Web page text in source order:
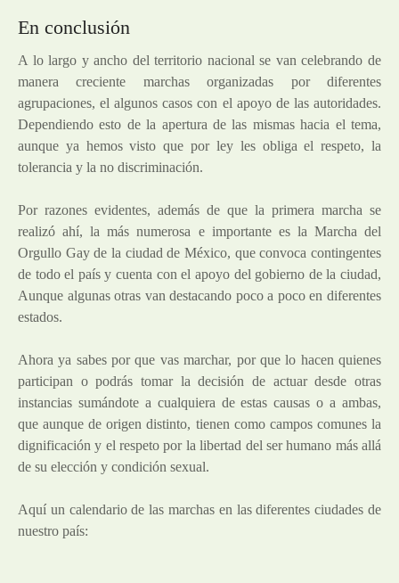
En conclusión
A lo largo y ancho del territorio nacional se van celebrando de
manera creciente marchas organizadas por diferentes
agrupaciones, el algunos casos con el apoyo de las autoridades.
Dependiendo esto de la apertura de las mismas hacia el tema,
aunque ya hemos visto que por ley les obliga el respeto, la
tolerancia y la no discriminación.
Por razones evidentes, además de que la primera marcha se
realizó ahí, la más numerosa e importante es la Marcha del
Orgullo Gay de la ciudad de México, que convoca contingentes
de todo el país y cuenta con el apoyo del gobierno de la ciudad,
Aunque algunas otras van destacando poco a poco en diferentes
estados.
Ahora ya sabes por que vas marchar, por que lo hacen quienes
participan o podrás tomar la decisión de actuar desde otras
instancias sumándote a cualquiera de estas causas o a ambas,
que aunque de origen distinto, tienen como campos comunes la
dignificación y el respeto por la libertad del ser humano más allá
de su elección y condición sexual.
Aquí un calendario de las marchas en las diferentes ciudades de
nuestro país: